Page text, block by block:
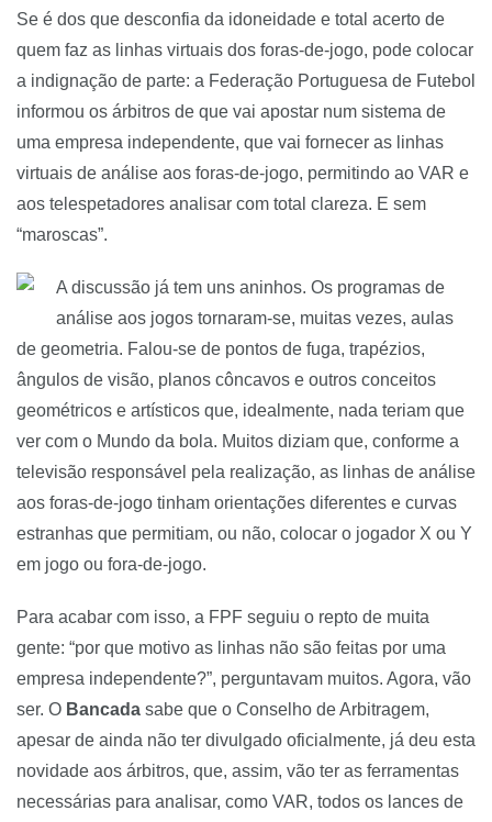
Se é dos que desconfia da idoneidade e total acerto de
quem faz as linhas virtuais dos foras-de-jogo, pode colocar
a indignação de parte: a Federação Portuguesa de Futebol
informou os árbitros de que vai apostar num sistema de
uma empresa independente, que vai fornecer as linhas
virtuais de análise aos foras-de-jogo, permitindo ao VAR e
aos telespetadores analisar com total clareza. E sem
“maroscas”.
A discussão já tem uns aninhos. Os programas de
análise aos jogos tornaram-se, muitas vezes, aulas
de geometria. Falou-se de pontos de fuga, trapézios,
ângulos de visão, planos côncavos e outros conceitos
geométricos e artísticos que, idealmente, nada teriam que
ver com o Mundo da bola. Muitos diziam que, conforme a
televisão responsável pela realização, as linhas de análise
aos foras-de-jogo tinham orientações diferentes e curvas
estranhas que permitiam, ou não, colocar o jogador X ou Y
em jogo ou fora-de-jogo.
Para acabar com isso, a FPF seguiu o repto de muita
gente: “por que motivo as linhas não são feitas por uma
empresa independente?”, perguntavam muitos. Agora, vão
ser. O Bancada sabe que o Conselho de Arbitragem,
apesar de ainda não ter divulgado oficialmente, já deu esta
novidade aos árbitros, que, assim, vão ter as ferramentas
necessárias para analisar, como VAR, todos os lances de